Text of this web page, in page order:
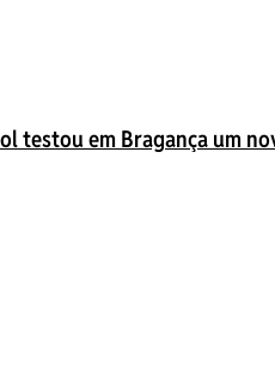
testou em Bragança um